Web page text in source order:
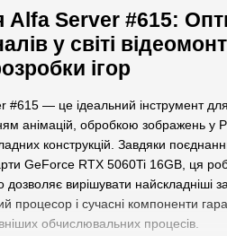
Alfa Server #615:
у світі
ігор
#615 — це ідеальний інструмент
анімацій, обробкою зображень у
конструкцій. Завдяки
GeForce RTX 5060Ti 16GB, ця
дозволяє вирішувати найскладніші
процесор і сучасні компоненти
обчислювальних процесів.